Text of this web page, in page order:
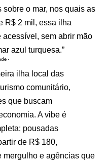
sobre o mar, nos quais as
R$ 2 mil, essa ilha
sem abrir mão
azul turquesa.”
-
ilha local das
comunitário,
que buscam
A vibe é
pousadas
de R$ 180,
mergulho e agências que